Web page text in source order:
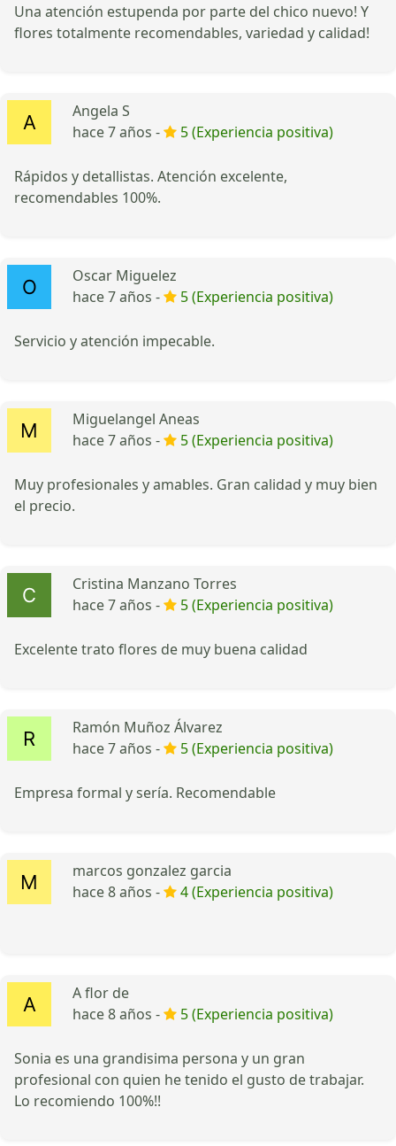
Una atención estupenda por parte del chico nuevo! Y
flores totalmente recomendables, variedad y calidad!
Angela S
hace 7 años -
5 (Experiencia positiva)
Rápidos y detallistas. Atención excelente,
recomendables 100%.
Oscar Miguelez
hace 7 años -
5 (Experiencia positiva)
Servicio y atención impecable.
Miguelangel Aneas
hace 7 años -
5 (Experiencia positiva)
Muy profesionales y amables. Gran calidad y muy bien
el precio.
Cristina Manzano Torres
hace 7 años -
5 (Experiencia positiva)
Excelente trato flores de muy buena calidad
Ramón Muñoz Álvarez
hace 7 años -
5 (Experiencia positiva)
Empresa formal y sería. Recomendable
marcos gonzalez garcia
hace 8 años -
4 (Experiencia positiva)
A flor de
hace 8 años -
5 (Experiencia positiva)
Sonia es una grandisima persona y un gran
profesional con quien he tenido el gusto de trabajar.
Lo recomiendo 100%!!